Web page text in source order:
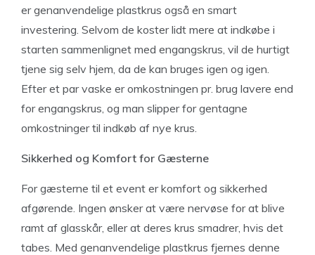
er genanvendelige plastkrus også en smart
investering. Selvom de koster lidt mere at indkøbe i
starten sammenlignet med engangskrus, vil de hurtigt
tjene sig selv hjem, da de kan bruges igen og igen.
Efter et par vaske er omkostningen pr. brug lavere end
for engangskrus, og man slipper for gentagne
omkostninger til indkøb af nye krus.
Sikkerhed og Komfort for Gæsterne
For gæsterne til et event er komfort og sikkerhed
afgørende. Ingen ønsker at være nervøse for at blive
ramt af glasskår, eller at deres krus smadrer, hvis det
tabes. Med genanvendelige plastkrus fjernes denne